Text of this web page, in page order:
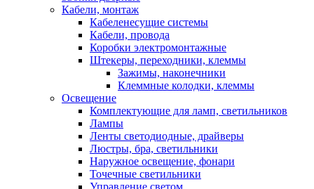
Кабели, монтаж
Кабеленесущие системы
Кабели, провода
Коробки электромонтажные
Штекеры, переходники, клеммы
Зажимы, наконечники
Клеммные колодки, клеммы
Освещение
Комплектующие для ламп, светильников
Лампы
Ленты светодиодные, драйверы
Люстры, бра, светильники
Наружное освещение, фонари
Точечные светильники
Управление светом